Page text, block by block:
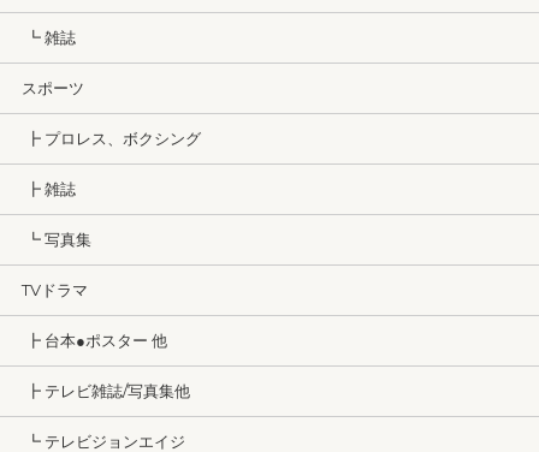
┗ 雑誌
スポーツ
┣ プロレス、ボクシング
┣ 雑誌
┗ 写真集
TVドラマ
┣ 台本●ポスター 他
┣ テレビ雑誌/写真集他
┗ テレビジョンエイジ